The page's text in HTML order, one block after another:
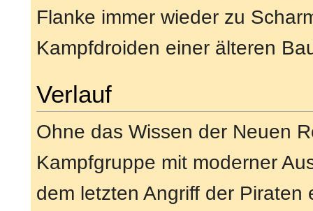
Flanke immer wieder zu
Kampfdroiden einer älteren
Verlauf
Ohne das Wissen der Neuen
Kampfgruppe mit moderner
dem letzten Angriff der